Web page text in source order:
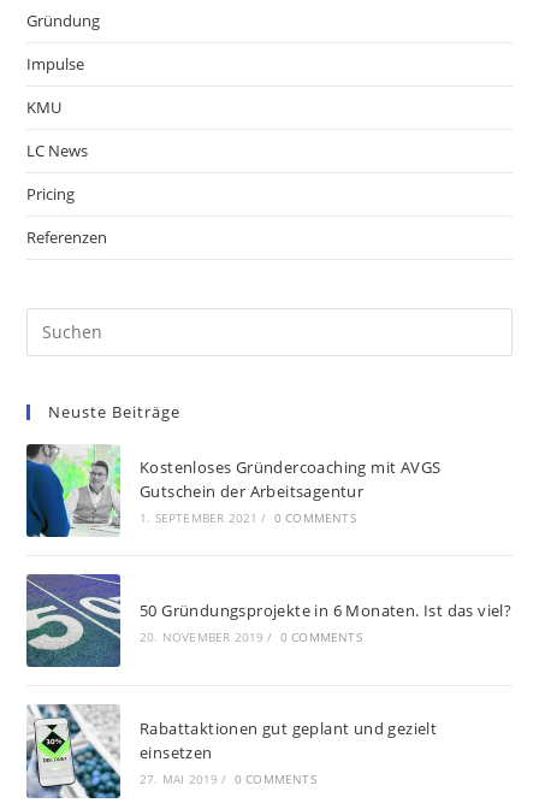
Gründung
Impulse
KMU
LC News
Pricing
Referenzen
Neuste Beiträge
Kostenloses Gründercoaching mit AVGS
Gutschein der Arbeitsagentur
1. SEPTEMBER 2021 / 0 COMMENTS
50 Gründungsprojekte in 6 Monaten. Ist das viel?
20. NOVEMBER 2019 / 0 COMMENTS
Rabattaktionen gut geplant und gezielt
einsetzen
27. MAI 2019 / 0 COMMENTS